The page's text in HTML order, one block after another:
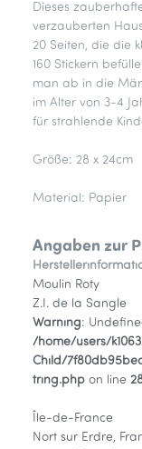
Dieses
verzauberten
20 Seiten, die die
160 Stickern
man ab in die
im Alter von 3-4
für strahlende
Größe: 28 x 24cm
Material: Papier
Angaben zur
Moulin Roty
Z.I. de la Sangle
Warning:
/home/users/
Child/
tring.php on line
Île-de-France
Nort sur Erdre,